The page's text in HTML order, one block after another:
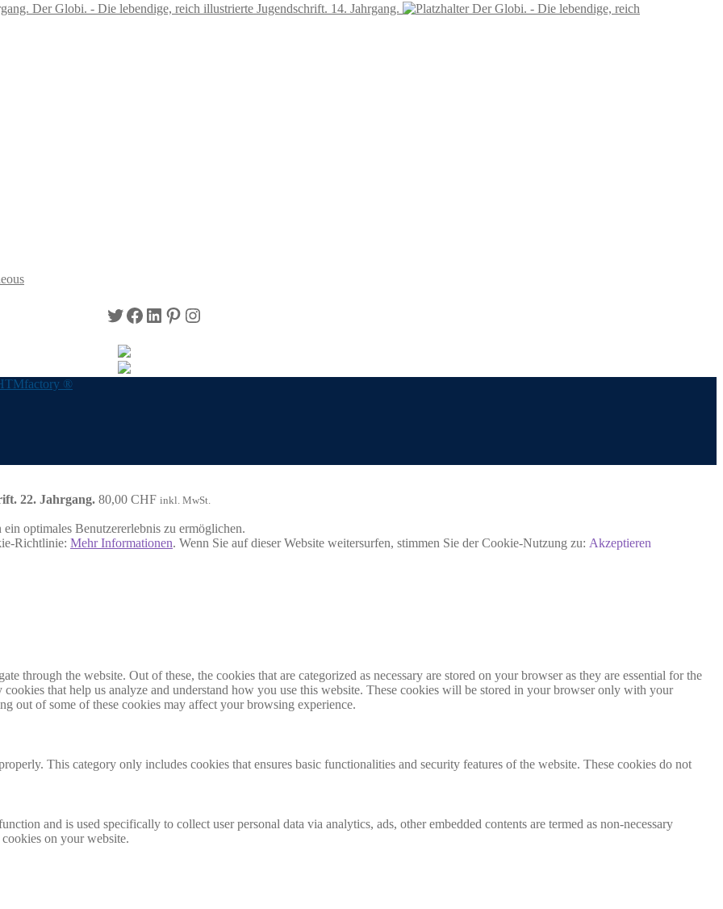
Der Globi. - Die lebendige, reich illustrierte Jugendschrift. 14. Jahrgang.
Der Globi. - Die lebendige, reich
Twitter
Facebook
LinkedIn
Pinterest
Instagram
®
22. Jahrgang. 80,00 CHF inkl. MwSt.
optimales Benutzererlebnis zu ermöglichen.
Richtlinie: Mehr Informationen. Wenn Sie auf dieser Website weitersurfen, stimmen Sie der Cookie-Nutzung zu: Akzeptieren
through the website. Out of these, the cookies that are categorized as necessary are stored on your browser as they are essential for the
that help us analyze and understand how you use this website. These cookies will be stored in your browser only with your
out of some of these cookies may affect your browsing experience.
This category only includes cookies that ensures basic functionalities and security features of the website. These cookies do not
and is used specifically to collect user personal data via analytics, ads, other embedded contents are termed as non-necessary
on your website.